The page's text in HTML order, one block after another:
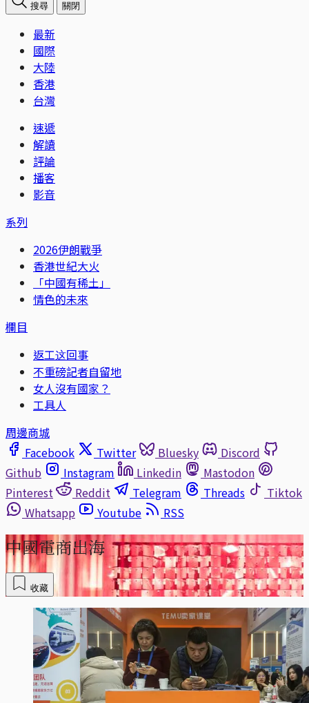
搜尋 關閉
最新
國際
大陸
香港
台灣
速遞
解讀
評論
播客
影音
系列
2026伊朗戰爭
香港世紀大火
「中國有稀土」
情色的未來
欄目
返工这回事
不重磅記者自留地
女人沒有國家？
工具人
周邊商城
Facebook
Twitter Bluesky
Discord
Github
Instagram Linkedin
Mastodon
Pinterest
Reddit Telegram Threads
Tiktok
Whatsapp
Youtube RSS
中國電商出海
收藏